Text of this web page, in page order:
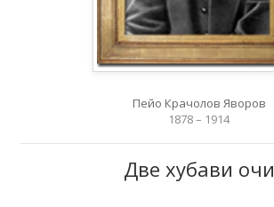
Пейо Крачолов Яворов
1878 – 1914
Две хубави очи